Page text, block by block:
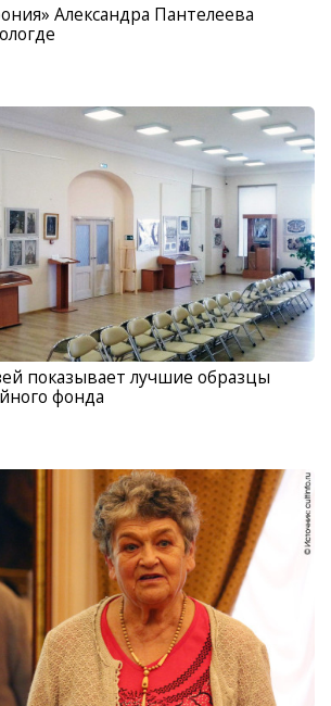
Александра Пантелеева
показывает лучшие образцы
фонда